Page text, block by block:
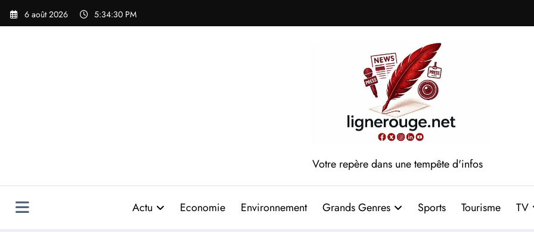
Aller
6 août 2026 5:34:32 PM
Votre repère dans une tempête d'infos
Actu Economie Environnement Grands Genres Sports Tourisme TV